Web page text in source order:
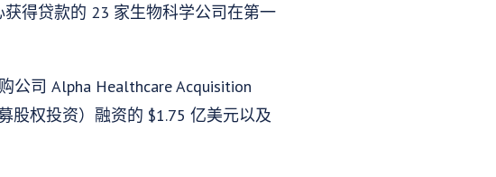
得贷款的 23 家生物科学公司在第一
公司 Alpha Healthcare Acquisition
股权投资）融资的 $1.75 亿美元以及